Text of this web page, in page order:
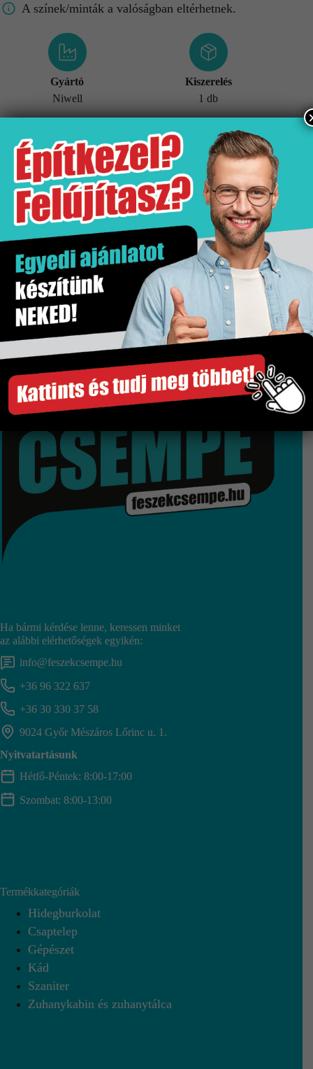
A színek/minták a valóságban eltérhetnek.
Gyártó
Niwell
Kiszerelés
1 db
További információk
Értékesítési egység db
Gyártó Niwell
Kiszerelés 1 db
Szakértő segítség
Gyors és megbízható szállítás
Több száz termék raktárról
Győri bemutatóterem
Ha bármi kérdése lenne, keressen minket
az alábbi elérhetőségek egyikén:
info@feszekcsempe.hu
+36 96 322 637
+36 30 330 37 58
9024 Győr Mészáros Lőrinc u. 1.
Nyitvatartásunk
Hétfő-Péntek: 8:00-17:00
Szombat: 8:00-13:00
Termékkategóriák
Hidegburkolat
Csaptelep
Gépészet
Kád
Szaniter
Zuhanykabin és zuhanytálca